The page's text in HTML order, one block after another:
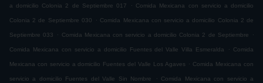
a domicilio Colonia 2 de Septiembre 017 . Comida Mexicana con servicio a domicilio
Colonia 2 de Septiembre 030 . Comida Mexicana con servicio a domicilio Colonia 2 de
Septiembre 033 . Comida Mexicana con servicio a domicilio Colonia 2 de Septiembre .
Comida Mexicana con servicio a domicilio Fuentes del Valle Villa Esmeralda . Comida
Mexicana con servicio a domicilio Fuentes del Valle Los Agaves . Comida Mexicana con
servicio a domicilio Fuentes del Valle Sin Nombre . Comida Mexicana con servicio a